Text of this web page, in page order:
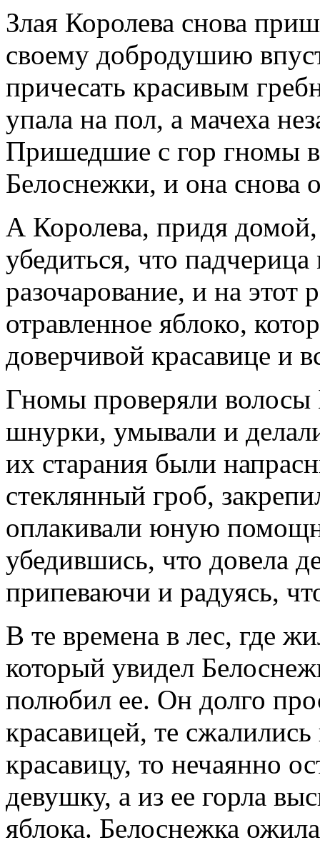
Злая Королева снова
своему добродушию
причесать красивым
упала на пол, а мачеха
Пришедшие с гор гномы
Белоснежки, и она снова
А Королева, придя
убедиться, что
разочарование, и на этот
отравленное яблоко,
доверчивой красавице и
Гномы проверяли волосы
шнурки, умывали и
их старания были
стеклянный гроб,
оплакивали юную
убедившись, что довела
припеваючи и радуясь,
В те времена в лес, где
который увидел
полюбил ее. Он долго
красавицей, те
красавицу, то нечаянно
девушку, а из ее горла
яблока. Белоснежка